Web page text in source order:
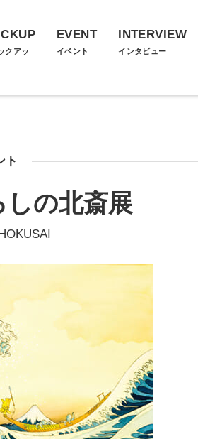
クアッ
EVENT
イベント
INTERVIEW
インタビュー
ト
しの北斎展